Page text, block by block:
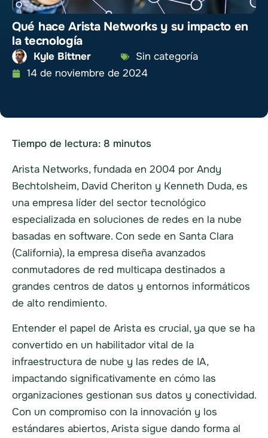
Qué hace Arista Networks y su impacto en
la tecnología
Kyle Bittner
Sin categoría
14 de noviembre de 2024
Tiempo de lectura: 8 minutos
Arista Networks, fundada en 2004 por Andy
Bechtolsheim, David Cheriton y Kenneth Duda, es
una empresa líder del sector tecnológico
especializada en soluciones de redes en la nube
basadas en software. Con sede en Santa Clara
(California), la empresa diseña avanzados
conmutadores de red multicapa destinados a
grandes centros de datos y entornos informáticos
de alto rendimiento.
Entender el papel de Arista es crucial, ya que se ha
convertido en un habilitador vital de la
infraestructura de nube y las redes de IA,
impactando significativamente en cómo las
organizaciones gestionan sus datos y conectividad.
Con un compromiso con la innovación y los
estándares abiertos, Arista sigue dando forma al